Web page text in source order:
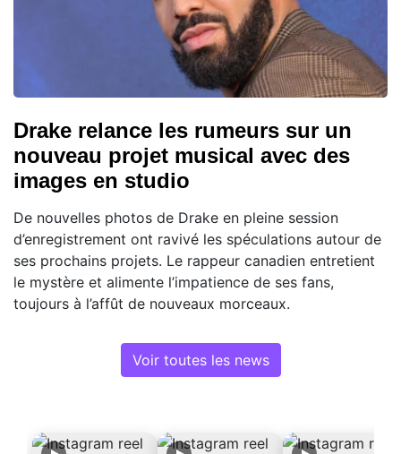
Drake relance les rumeurs sur un
nouveau projet musical avec des
images en studio
De nouvelles photos de Drake en pleine session
d’enregistrement ont ravivé les spéculations autour de
ses prochains projets. Le rappeur canadien entretient
le mystère et alimente l’impatience de ses fans,
toujours à l’affût de nouveaux morceaux.
Voir toutes les news